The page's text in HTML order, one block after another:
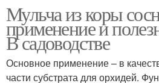
Мульча из коры
применение и
В садоводстве
Основное применение – в
части субстрата для орхидей.